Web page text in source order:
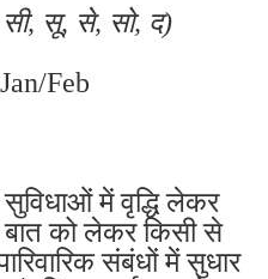
सू, से, सो, द)
Feb
में वृद्धि लेकर
को लेकर किसी से
संबंधों में सुधार